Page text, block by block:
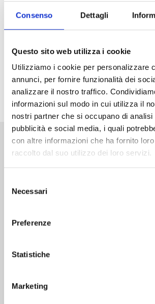
Consenso Dettagli
Questo sito web utilizza i cookie
Utilizziamo i cookie per personalizzare
annunci, per fornire funzionalità dei
analizzare il nostro traffico.
informazioni sul modo in cui utilizza il
nostri partner che si occupano di analisi
pubblicità e social media, i quali
con altre informazioni che ha fornito
raccolto dal suo utilizzo dei loro servizi.
delNecessari
Preferenze
Statistiche
Marketing
Shonen Jump, vincitore del primo
Non perdetevi il primo volume di
versione Limited Edition, con una
arricchita da dettagli in oro e uno
acrilico in allegato!
Altri volumi della